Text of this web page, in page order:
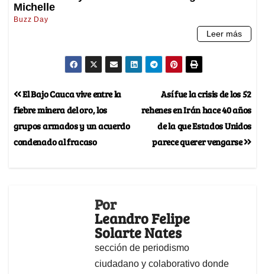
Así fue la crisis de los 52
rehenes en Irán hace 40 años
de la que Estados Unidos
parece querer vengarse
El Bajo Cauca vive entre la
fiebre minera del oro, los
grupos armados y un acuerdo
condenado al fracaso
Por
Leandro Felipe
Solarte Nates
sección de periodismo
ciudadano y colaborativo donde